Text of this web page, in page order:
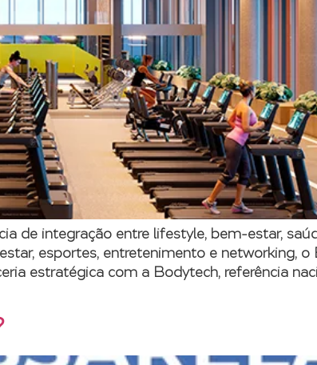
de integração entre lifestyle, bem-estar,
esportes, entretenimento e networking, o
estratégica com a Bodytech, referência